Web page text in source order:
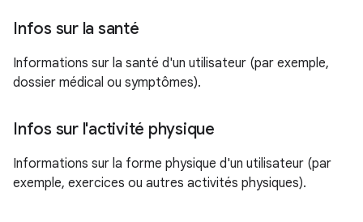
Infos sur la santé
Informations sur la santé d'un utilisateur (par exemple,
dossier médical ou symptômes).
Infos sur l'activité physique
Informations sur la forme physique d'un utilisateur (par
exemple, exercices ou autres activités physiques).